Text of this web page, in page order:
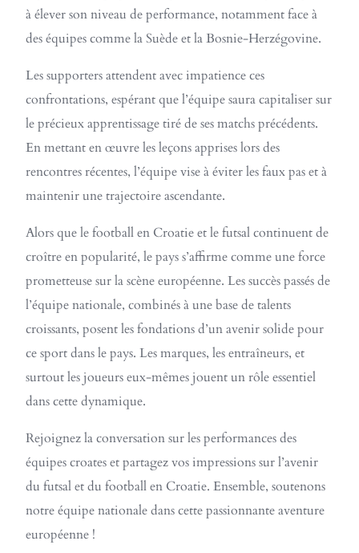
à élever son niveau de performance, notamment face à
des équipes comme la Suède et la Bosnie-Herzégovine.
Les supporters attendent avec impatience ces
confrontations, espérant que l’équipe saura capitaliser sur
le précieux apprentissage tiré de ses matchs précédents.
En mettant en œuvre les leçons apprises lors des
rencontres récentes, l’équipe vise à éviter les faux pas et à
maintenir une trajectoire ascendante.
Alors que le football en Croatie et le futsal continuent de
croître en popularité, le pays s’affirme comme une force
prometteuse sur la scène européenne. Les succès passés de
l’équipe nationale, combinés à une base de talents
croissants, posent les fondations d’un avenir solide pour
ce sport dans le pays. Les marques, les entraîneurs, et
surtout les joueurs eux-mêmes jouent un rôle essentiel
dans cette dynamique.
Rejoignez la conversation sur les performances des
équipes croates et partagez vos impressions sur l’avenir
du futsal et du football en Croatie. Ensemble, soutenons
notre équipe nationale dans cette passionnante aventure
européenne !